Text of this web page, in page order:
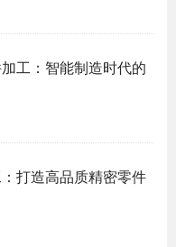
工：智能制造时代的
打造高品质精密零件